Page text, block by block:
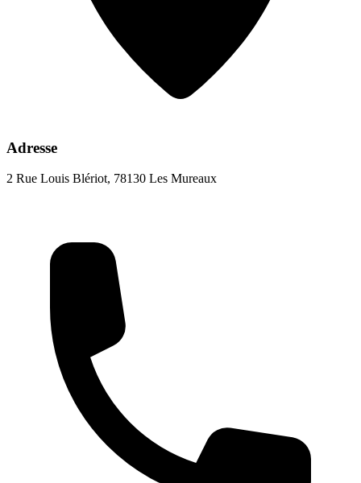
Adresse
2 Rue Louis Blériot, 78130 Les Mureaux